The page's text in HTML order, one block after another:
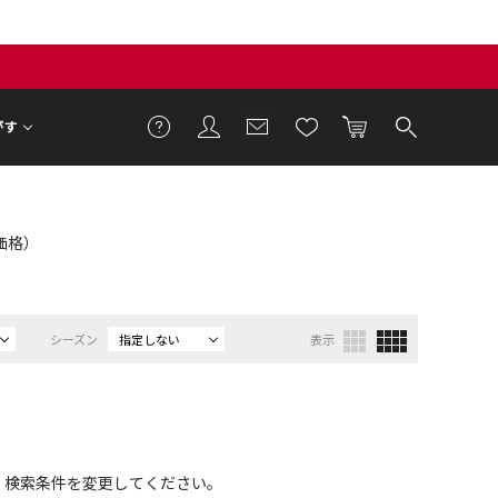
す
）
シーズン 指定しない 表示
索条件を変更してください。